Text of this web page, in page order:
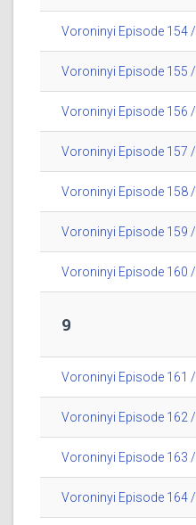
Voroninyi Episode 154
Voroninyi Episode 155
Voroninyi Episode 156
Voroninyi Episode 157
Voroninyi Episode 158
Voroninyi Episode 159
Voroninyi Episode 160
9
Voroninyi Episode 161
Voroninyi Episode 162
Voroninyi Episode 163
Voroninyi Episode 164